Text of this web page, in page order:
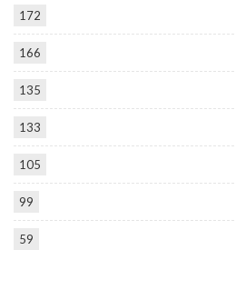
172
166
135
133
105
99
59